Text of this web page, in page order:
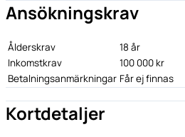
Ansökningskrav
Ålderskrav
18 år
Inkomstkrav
100 000 kr
Betalningsanmärkningar Får ej finnas
Kortdetaljer